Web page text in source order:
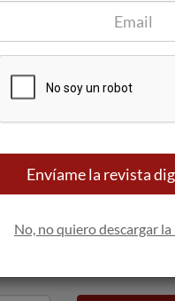
del Duero (R.S. de
situaciones para ampliar
algunas podemos
y relajarse con un
entrada
Envíame la revista
No, no quiero descargar